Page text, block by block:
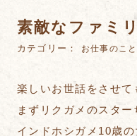
素敵なファミ
カテゴリー： お仕事のこと
楽しいお世話をさせて
まずリクガメのスター
インドホシガメ10歳